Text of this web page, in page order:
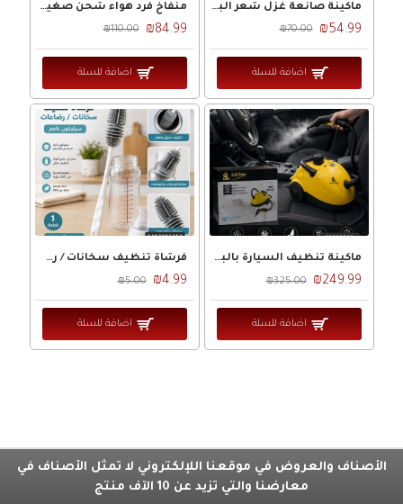
ماكينة صانعة غزل شعر البنات 1800مل
₪54.99
₪70.00
اضافة للسلة
منفاخ فرد هواء شحن صغير مع بطارية LI18v VIOLENT FAN
₪84.99
₪110.00
اضافة للسلة
ماكينة تنظيف السيارة بالبخار 1500W QH-03
₪249.99
₪325.00
اضافة للسلة
فرشاة تنظيف سخانات / رضاعات سيلكون
₪4.99
₪5.00
اضافة للسلة
الأصناف والعروض في موقعنا اللإلكتروني لا تمثل الأصناف في
معارضنا والتي تزيد عن 10 الآف منتج